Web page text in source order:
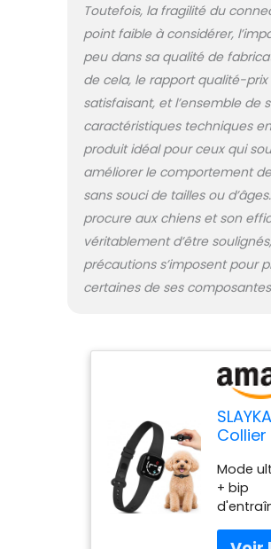
en
après 5
bouton
pour le
Le
grand
chien à
le
cou de
chien. Il
Toutefois, la fragilité du
point faible à considérer,
peu dans sa qualité de
de cela, le rapport qualité-
satisfaisant, et l’ensemble de
caractéristiques techniques
produit idéal pour ceux qui
améliorer le comportement
sans souci de tailles ou
procure aux chiens et son
véritablement d’être
précautions s’imposent pour
certaines de ses
pour
petite,
Mode
+ bip